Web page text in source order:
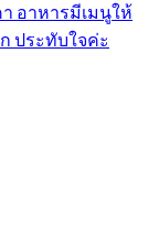
อาหารมีเมนูให้
ประทับใจค่ะ